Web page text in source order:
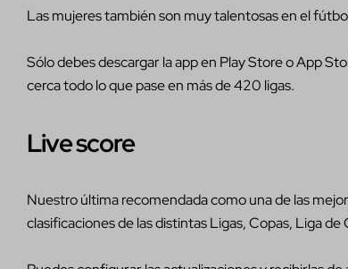
Las mujeres también son muy talentosas en el
Sólo debes descargar la app en Play Store o App
cerca todo lo que pase en más de 420 ligas.
Live score
Nuestro última recomendada como una de las
clasificaciones de las distintas Ligas, Copas, Liga